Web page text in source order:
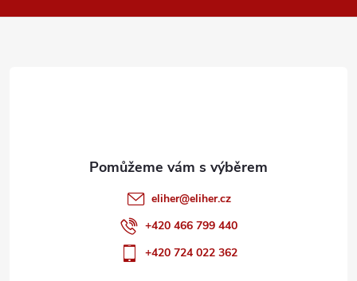
eliher@eliher.cz
+420 466 799 440
+420 724 022 362